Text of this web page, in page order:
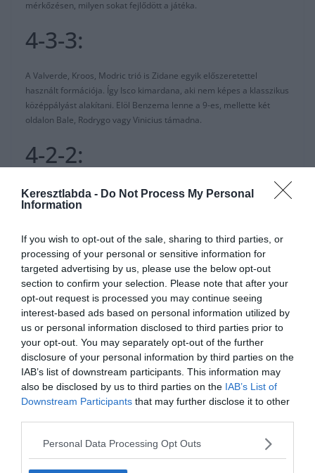
Keresztlabda - Do Not Process My Personal
Information
If you wish to opt-out of the sale, sharing to third parties, or
processing of your personal or sensitive information for
targeted advertising by us, please use the below opt-out
section to confirm your selection. Please note that after your
opt-out request is processed you may continue seeing
interest-based ads based on personal information utilized by
us or personal information disclosed to third parties prior to
your opt-out. You may separately opt-out of the further
disclosure of your personal information by third parties on the
IAB’s list of downstream participants. This information may
also be disclosed by us to third parties on the IAB’s List of
Downstream Participants that may further disclose it to other
Personal Data Processing Opt Outs
mérkőzésen, milyen sokat fejlődött a játéka.
4-3-3:
A Valverde, Kroos, Modric trió is Zidane egyik előszeretettel
használt formációja. Így Isco kimardana, aki nem képes a klasszikus
középpályást alakítani. Elöl Benzema lenne a 9-es, mellette két
oldalon Bale, Rodrygo vagy Vinicius támadna.
4-2-2:
Ez a legvalószínűtlenebb lehetőség, de a fantázia szintjén el lehet
játszani vele. Amennyiben Modric, Kroos vagy Valverde padon
felsorakozna egy második támadósor: Benzema, Isco vagy Bale
mellett, és Luka Jovic kaphatna újabb esélyt megmutatni
tehetségét. Valószínűtlen formáció, amit talán még edzéseken sem
gyakoroltak.
Egyéb lehetőségek:
Bale bal oldali kp-játszana, Rodrygo a jobb oldalon, Isco a 10-es
helyén, közvetlen Benzema mögött.
James, Hazard, Vasquez és Asensio sérülése nagyon lecsökkenti
Zidane variációs lehetőségeit. De teljesen nyilvánvaló, hogy
Valverde teljes mértékben Casemiro stand-in helyettesítője. Habár
teljesen eltérő a játékstílusuk, az uruquayinak képesnek kell legyen
arra, hogy a védekezésre koncentráljon.